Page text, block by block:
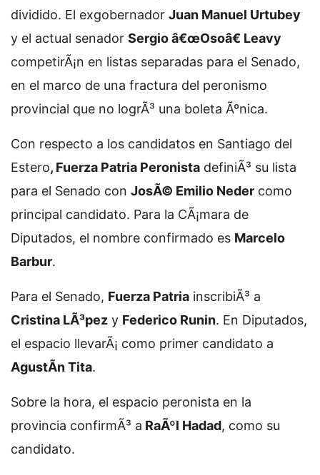
dividido. El exgobernador Juan Manuel Urtubey
y el actual senador Sergio â€œOsoâ€ Leavy
competirÃ¡n en listas separadas para el Senado,
en el marco de una fractura del peronismo
provincial que no logrÃ³ una boleta Ãºnica.
Con respecto a los candidatos en Santiago del
Estero, Fuerza Patria Peronista definiÃ³ su lista
para el Senado con JosÃ© Emilio Neder como
principal candidato. Para la CÃ¡mara de
Diputados, el nombre confirmado es Marcelo
Barbur.
Para el Senado, Fuerza Patria inscribiÃ³ a
Cristina LÃ³pez y Federico Runin. En Diputados,
el espacio llevarÃ¡ como primer candidato a
AgustÃ­n Tita.
Sobre la hora, el espacio peronista en la
provincia confirmÃ³ a RaÃºl Hadad, como su
candidato.